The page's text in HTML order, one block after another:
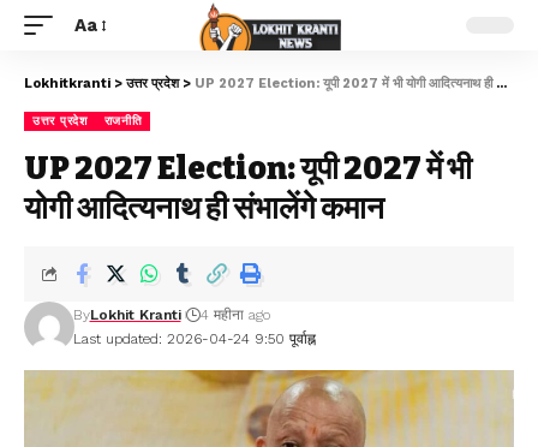
Aa
Lokhitkranti >उत्तर प्रदेश> UP 2027 Election: यूपी 2027 में भी योगी आदित्यनाथ ही संभालेंगे कमान
उत्तर प्रदेश राजनीति
UP 2027 Election: यूपी 2027 में भी
योगी आदित्यनाथ ही संभालेंगे कमान
Last updated: 2026-04-24 9:50 पूर्वाह्न
ByLokhit Kranti 4 महीना ago